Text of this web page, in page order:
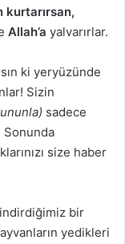
kurtarırsan,
Allah’a yalvarırlar.
ki yeryüzünde
Sizin
sadece
Sonunda
size haber
indirdiğimiz bir
yedikleri